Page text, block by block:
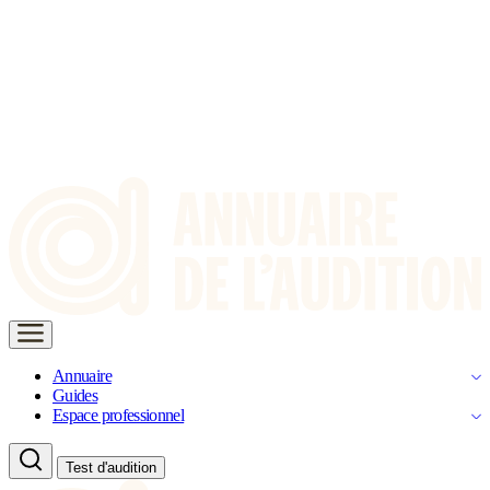
Annuaire
Guides
Espace professionnel
Test d'audition